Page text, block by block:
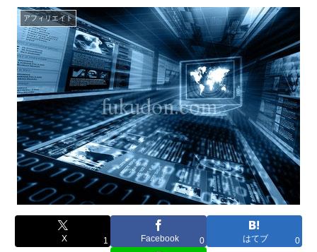
アフィリエイト
X 1 Facebook 0 はてブ 0